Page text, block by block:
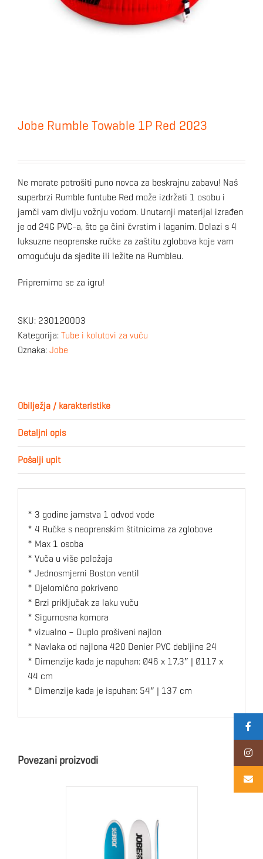
Jobe Rumble Towable 1P Red 2023
Ne morate potrošiti puno novca za beskrajnu zabavu! Naš
superbrzi Rumble funtube Red može izdržati 1 osobu i
jamči vam divlju vožnju vodom. Unutarnji materijal izrađen
je od 24G PVC-a, što ga čini čvrstim i laganim. Dolazi s 4
luksuzne neoprenske ručke za zaštitu zglobova koje vam
omogućuju da sjedite ili ležite na Rumbleu.
Pripremimo se za igru!
SKU: 230120003
Kategorija: Tube i kolutovi za vuču
Oznaka: Jobe
Obilježja / karakteristike
Detaljni opis
Pošalji upit
* 3 godine jamstva 1 odvod vode
* 4 Ručke s neoprenskim štitnicima za zglobove
* Max 1 osoba
* Vuča u više položaja
* Jednosmjerni Boston ventil
* Djelomično pokriveno
* Brzi priključak za laku vuču
* Sigurnosna komora
* vizualno – Duplo prošiveni najlon
* Navlaka od najlona 420 Denier PVC debljine 24
* Dimenzije kada je napuhan: Ø46 x 17,3″ | Ø117 x
44 cm
* Dimenzije kada je ispuhan: 54″ | 137 cm
Povezani proizvodi